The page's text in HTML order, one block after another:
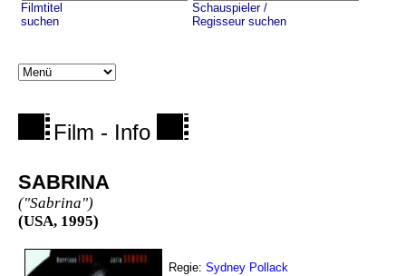
Filmtitel
suchen
Schauspieler /
Regisseur suchen
Film - Info
SABRINA
("Sabrina")
(USA, 1995)
Regie: Sydney Pollack